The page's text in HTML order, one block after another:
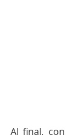
Al final,